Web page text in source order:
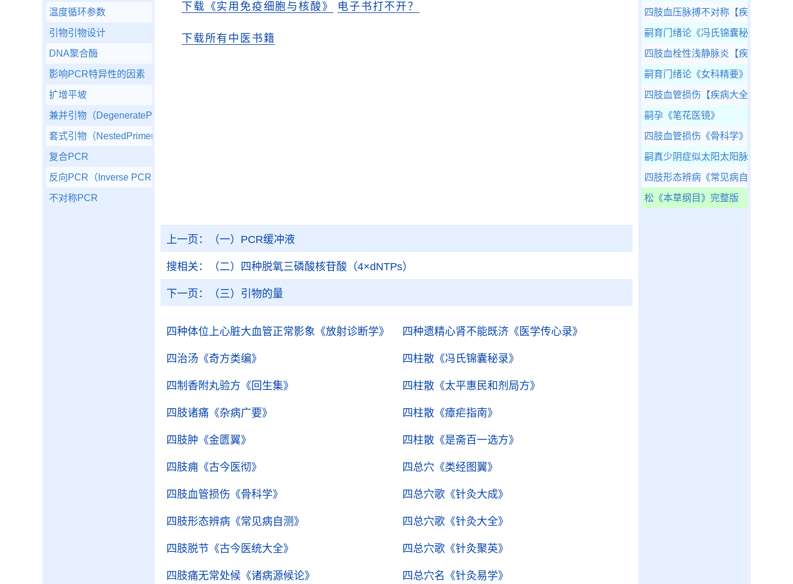
下载《实用免疫细胞与核酸》 电子书打不开？
下载所有中医书籍
上一页： （一）PCR缓冲液
搜相关： （二）四种脱氧三磷酸核苷酸（4×dNTPs）
下一页： （三）引物的量
四种体位上心脏大血管正常影象 《放射诊断学》 四种遗精心肾不能既济 《医学传心录》
四治汤 《奇方类编》 四柱散 《冯氏锦囊秘录》
四制香附丸验方 《回生集》 四柱散 《太平惠民和剂局方》
四肢诸痛 《杂病广要》 四柱散 《瘴疟指南》
四肢肿 《金匮翼》 四柱散 《是斋百一选方》
四肢痈 《古今医彻》 四总穴 《类经图翼》
四肢血管损伤 《骨科学》 四总穴歌 《针灸大成》
四肢形态辨病 《常见病自测》 四总穴歌 《针灸大全》
四肢脱节 《古今医统大全》 四总穴歌 《针灸聚英》
四肢痛无常处候 《诸病源候论》 四总穴名 《针灸易学》
温度循环参数
引物引物设计
DNA聚合酶
影响PCR特异性的因素
扩增平坡
兼并引物（DegeneratePrimer）PCR
套式引物（NestedPrimer）PCR
复合PCR
反向PCR（Inverse PCR或Reverse PCR）
不对称PCR
四肢血压脉搏不对称 【疾病症状】
嗣育门绪论 《冯氏锦囊秘录》
四肢血栓性浅静脉炎 【疾病大全】
嗣育门绪论 《女科精要》
四肢血管损伤 【疾病大全】
嗣孕 《笔花医镜》
四肢血管损伤 《骨科学》
嗣真少阴症似太阳太阳脉似少阴不
四肢形态辨病 《常见病自测》
松 《本草纲目》完整版